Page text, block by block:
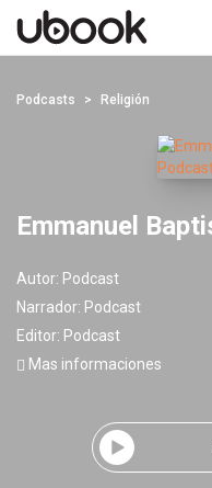
Podcasts Religión
Emmanuel
Autor: Podcast
Narrador: Podcast
Editor: Podcast
Mas informaciones